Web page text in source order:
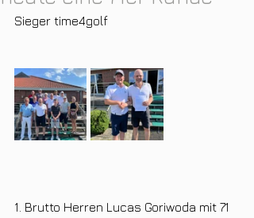
Sieger time4golf
1. Brutto Herren Lucas Goriwoda mit 71